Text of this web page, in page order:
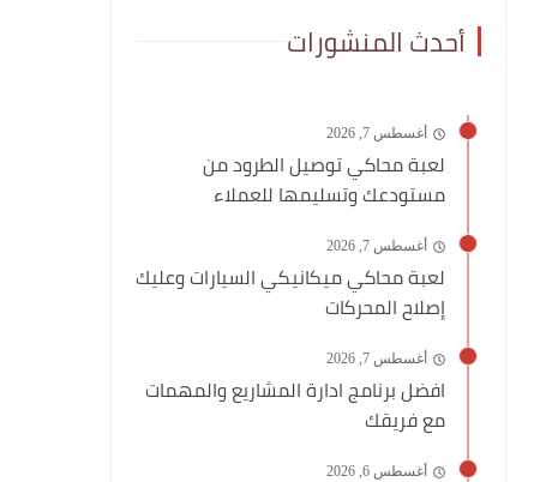
أحدث المنشورات
أغسطس 7, 2026
لعبة محاكي توصيل الطرود من
مستودعك وتسليمها للعملاء
أغسطس 7, 2026
لعبة محاكي ميكانيكي السيارات وعليك
إصلاح المحركات
أغسطس 7, 2026
افضل برنامج ادارة المشاريع والمهمات
مع فريقك
أغسطس 6, 2026